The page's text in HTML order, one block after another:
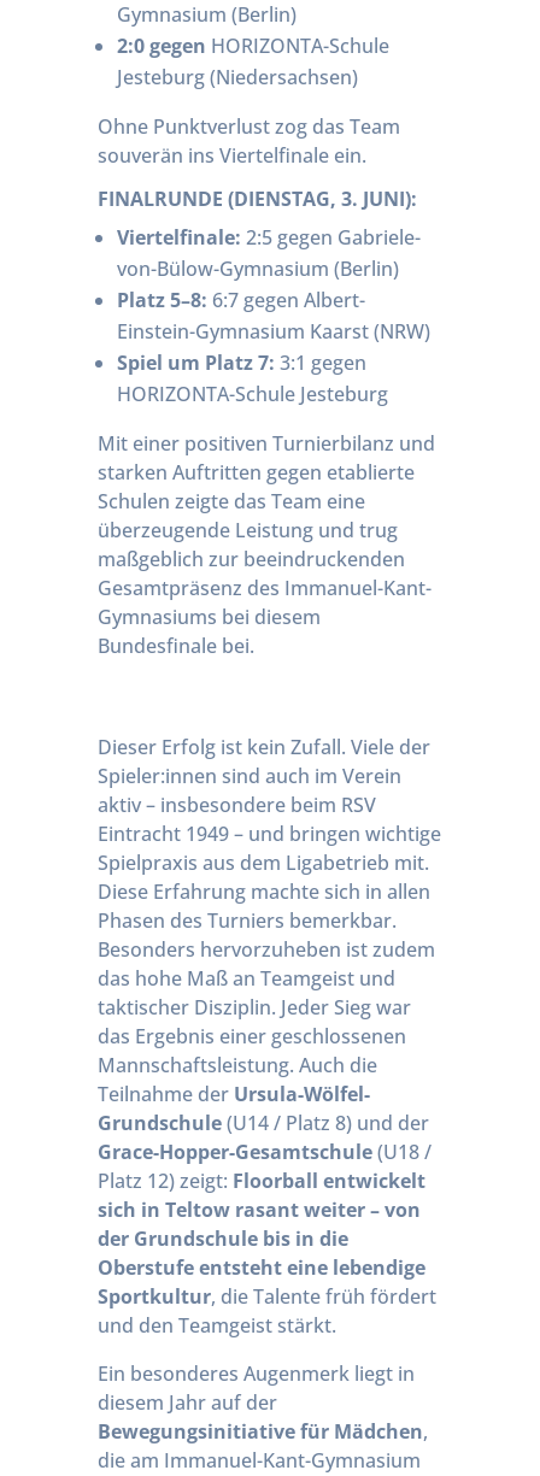
Gymnasium (Berlin)
2:0 gegen HORIZONTA-Schule
Jesteburg (Niedersachsen)
Ohne Punktverlust zog das Team
souverän ins Viertelfinale ein.
FINALRUNDE (DIENSTAG, 3. JUNI):
Viertelfinale: 2:5 gegen Gabriele-
von-Bülow-Gymnasium (Berlin)
Platz 5–8: 6:7 gegen Albert-
Einstein-Gymnasium Kaarst (NRW)
Spiel um Platz 7: 3:1 gegen
HORIZONTA-Schule Jesteburg
Mit einer positiven Turnierbilanz und
starken Auftritten gegen etablierte
Schulen zeigte das Team eine
überzeugende Leistung und trug
maßgeblich zur beeindruckenden
Gesamtpräsenz des Immanuel-Kant-
Gymnasiums bei diesem
Bundesfinale bei.
Dieser Erfolg ist kein Zufall. Viele der
Spieler:innen sind auch im Verein
aktiv – insbesondere beim RSV
Eintracht 1949 – und bringen wichtige
Spielpraxis aus dem Ligabetrieb mit.
Diese Erfahrung machte sich in allen
Phasen des Turniers bemerkbar.
Besonders hervorzuheben ist zudem
das hohe Maß an Teamgeist und
taktischer Disziplin. Jeder Sieg war
das Ergebnis einer geschlossenen
Mannschaftsleistung. Auch die
Teilnahme der Ursula-Wölfel-
Grundschule(U14 / Platz 8) und der
Grace-Hopper-Gesamtschule(U18 /
Platz 12) zeigt: Floorball entwickelt
sich in Teltow rasant weiter – von
der Grundschule bis in die
Oberstufe entsteht eine lebendige
Sportkultur, die Talente früh fördert
und den Teamgeist stärkt.
Ein besonderes Augenmerk liegt in
diesem Jahr auf der
Bewegungsinitiative für Mädchen,
die am Immanuel-Kant-Gymnasium